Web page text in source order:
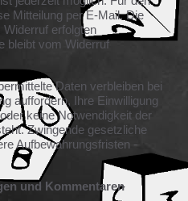
Mitteilung per E-Mail. Die
erfolgten
bleibt vom Widerruf
Daten verbleiben bei
auffordern, Ihre Einwilligung
keine Notwendigkeit der
Zwingende gesetzliche
Aufbewahrungsfristen -
und Kommentaren